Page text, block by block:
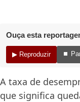
Ouça esta
▶ Reproduzir ⏹
A taxa de
que significa